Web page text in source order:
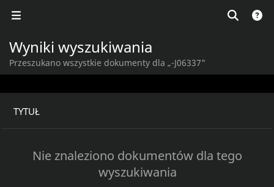
Wyniki wyszukiwania
Przeszukano wszystkie dokumenty dla „-J06337"
TYTUŁ
Nie znaleziono dokumentów dla tego
wyszukiwania